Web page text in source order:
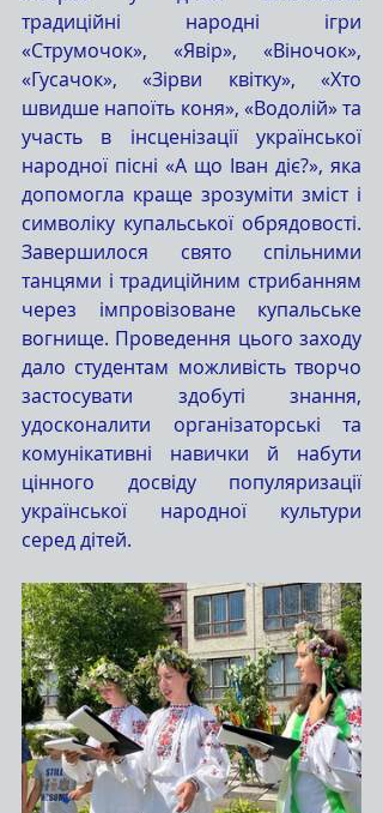
традиційні народні ігри
«Струмочок», «Явір», «Віночок»,
«Гусачок», «Зірви квітку», «Хто
швидше напоїть коня», «Водолій» та
участь в інсценізації української
народної пісні «А що Іван діє?», яка
допомогла краще зрозуміти зміст і
символіку купальської обрядовості.
Завершилося свято спільними
танцями і традиційним стрибанням
через імпровізоване купальське
вогнище. Проведення цього заходу
дало студентам можливість творчо
застосувати здобуті знання,
удосконалити організаторські та
комунікативні навички й набути
цінного досвіду популяризації
української народної культури
серед дітей.